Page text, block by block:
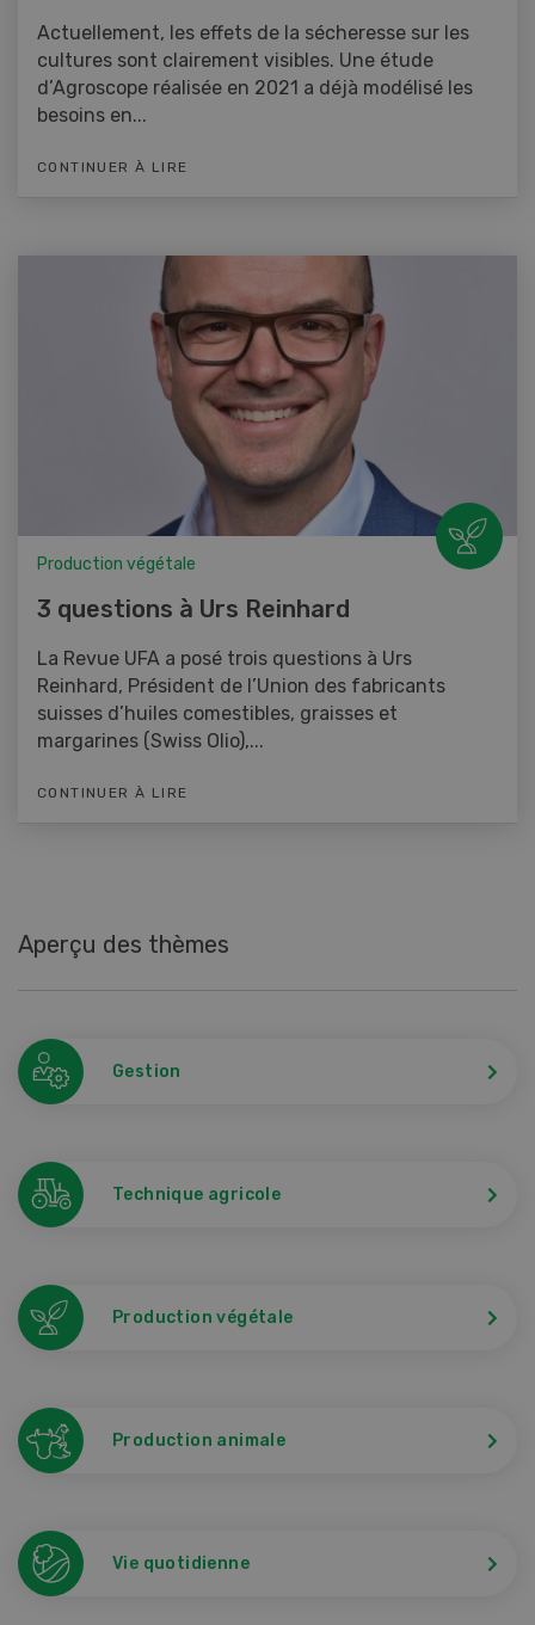
Actuellement, les effets de la sécheresse sur les
cultures sont clairement visibles. Une étude
d’Agroscope réalisée en 2021 a déjà modélisé les
besoins en...
CONTINUER À LIRE
Production végétale
3 questions à Urs Reinhard
La Revue UFA a posé trois questions à Urs
Reinhard, Président de l’Union des fabricants
suisses d’huiles comestibles, graisses et
margarines (Swiss Olio),...
CONTINUER À LIRE
Aperçu des thèmes
Gestion
Technique agricole
Production végétale
Production animale
Vie quotidienne